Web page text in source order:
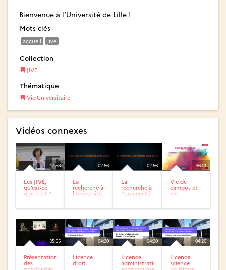
Bienvenue à l’Université de Lille !
Mots clés
accueil jive
Collection
JIVE
Thématique
Vie Universitaire
Vidéos connexes
47:58
Les JIVÉ,
qu’est-ce
que c’est ?
02:56
La
recherche à
l’université,
02:56
La
recherche à
l’université,
36:01
Vie de
campus et
vie
35:55
Présentation
des
04:20
Licence
droit
04:20
Licence
administration
04:20
Licence
science